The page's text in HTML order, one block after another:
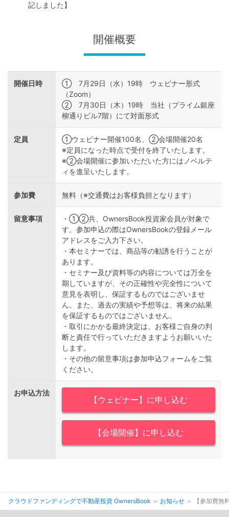
OwnersBook
記しました】
開催概要
開催日時
① 7月29日（水）19時 ウェビナー形式
（Zoom）
② 7月30日（木）19時 当社（プライム銀座
柳通りビル7階）にて対面形式
定員
①ウェビナー開催100名、②会場開催20名
※定員になった時点で受付を終了いたします。
※②会場開催に参加いただいた方にはノベルテ
ィを進呈いたします。
参加費 無料（※交通費はお客様負担となります）
留意事項
・①②共、OwnersBook投資家会員が対象で
す。参加申込の際はOwnersBookの登録メール
アドレスをご入力下さい。
・本セミナーでは、商品等の勧誘を行うことが
あります。
・セミナー及び資料等の内容については万全を
期していますが、その正確性や完全性について
意見を表明し、保証するものではございませ
ん。また、過去の実績や予想等は、将来の結果
を保証するものではございません。
・取引にかかる最終決定は、お客様ご自身の判
断と責任で行っていただきますようお願いいた
します。
・その他の留意事項は参加申込フォームをご覧
ください。
お申込方法
【ウェビナー】に申し込む
【会場開催】に申し込む
クラウドファンディングで不動産投資 OwnersBook お知らせ 【参加費